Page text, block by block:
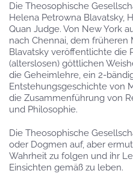
Die Theosophische
Helena Petrowna Blavatsky,
Quan Judge. Von New York
nach Chennai, dem früheren
Blavatsky veröffentlichte die
(alterslosen) göttlichen
die Geheimlehre, ein 2-
Entstehungsgeschichte von
die Zusammenführung von
und Philosophie.
Die Theosophische
oder Dogmen auf, aber
Wahrheit zu folgen und ihr
Einsichten gemäß zu leben.